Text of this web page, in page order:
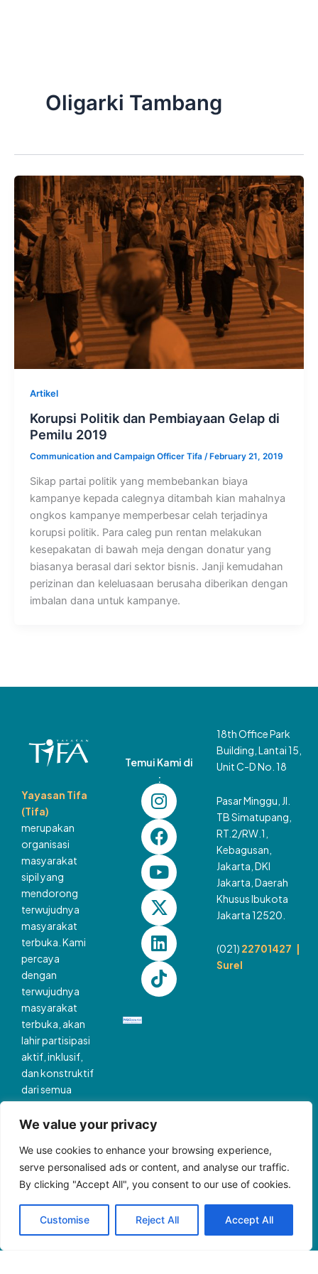
We value your privacy
We use cookies to enhance your browsing experience,
serve personalised ads or content, and analyse our traffic.
By clicking "Accept All", you consent to our use of cookies.
Customise Reject All Accept All
Oligarki Tambang
Artikel
Korupsi Politik dan Pembiayaan Gelap di
Pemilu 2019
Communication and Campaign Officer Tifa /February 21, 2019
Sikap partai politik yang membebankan biaya
kampanye kepada calegnya ditambah kian mahalnya
ongkos kampanye memperbesar celah terjadinya
korupsi politik. Para caleg pun rentan melakukan
kesepakatan di bawah meja dengan donatur yang
biasanya berasal dari sektor bisnis. Janji kemudahan
perizinan dan keleluasaan berusaha diberikan dengan
imbalan dana untuk kampanye.
Yayasan Tifa
(Tifa)
merupakan
organisasi
masyarakat
sipil yang
mendorong
terwujudnya
masyarakat
terbuka. Kami
percaya
dengan
terwujudnya
masyarakat
terbuka, akan
lahir partisipasi
aktif, inklusif,
dan konstruktif
dari semua
pihak, yang
akan
pada dunia
yang lebih
berkemanusiaan
dan adil.
Temui Kami di
:
I
n
s
t
a
g
r
a
m
F
a
c
e
b
o
o
k
Y
o
u
t
u
b
e
X
-
t
w
i
t
t
e
r
L
i
n
k
e
d
i
n
T
i
k
t
o
k
18th Office Park
Building, Lantai 15,
Unit C-D No. 18
Pasar Minggu, Jl.
TB Simatupang,
RT.2/RW.1,
Kebagusan,
Jakarta, DKI
Jakarta, Daerah
Khusus Ibukota
Jakarta 12520.
(021) 22701427 |
Surel